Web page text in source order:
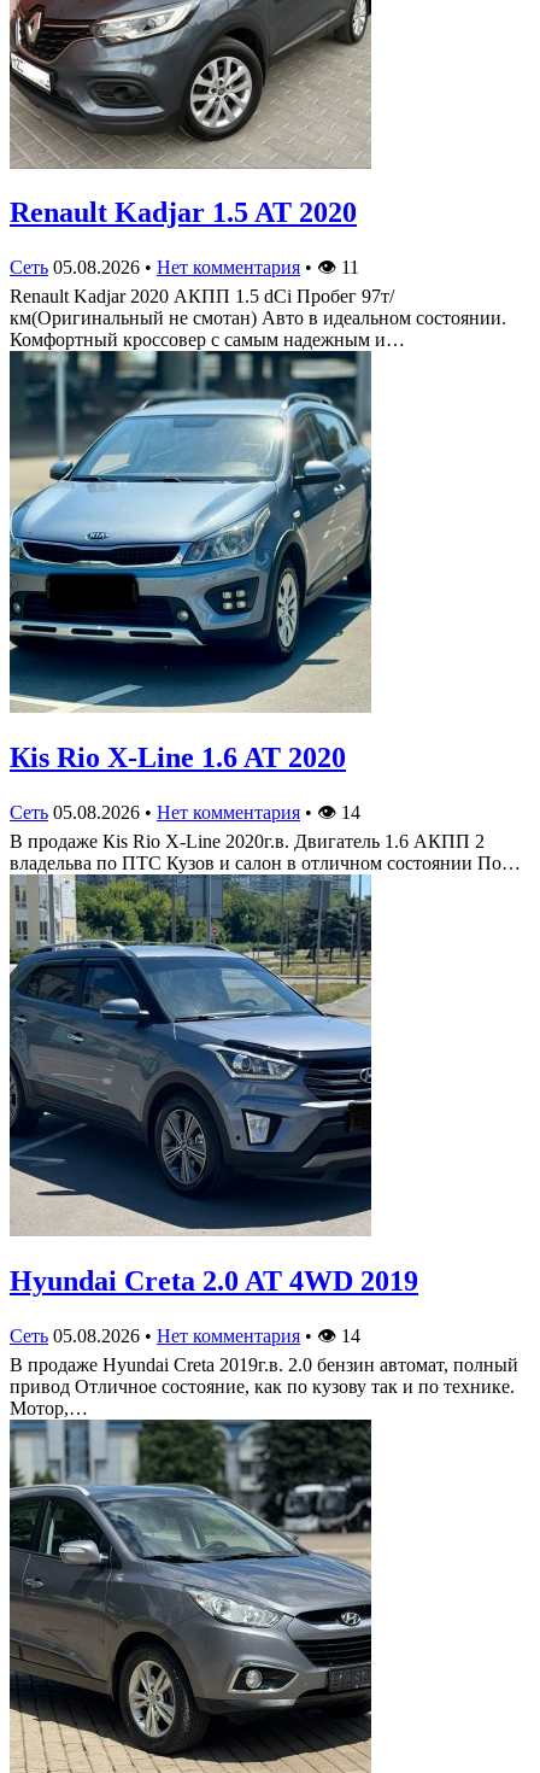
Renault Kadjar 1.5 AT 2020
Сеть 05.08.2026 • Нет комментария • 👁 11
Renault Kadjar 2020 АКПП 1.5 dCi Пробег 97т/
км(Оригинальный не смотан) Авто в идеальном состоянии.
Комфортный кроссовер с самым надежным и…
Кis Rio X-Line 1.6 AT 2020
Сеть 05.08.2026 • Нет комментария • 👁 14
В продаже Кis Rio X-Line 2020г.в. Двигатель 1.6 АКПП 2
владельва по ПТС Кузов и салон в отличном состоянии По…
Hyundai Creta 2.0 AT 4WD 2019
Сеть 05.08.2026 • Нет комментария • 👁 14
В продаже Hyundai Creta 2019г.в. 2.0 бензин автомат, полный
привод Отличное состояние, как по кузову так и по технике.
Мотор,…